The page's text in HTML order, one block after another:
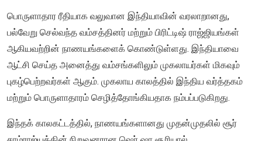
பொருளாதார ரீதியாக வலுவான இந்தியாவின் வரலாறானது,
பல்வேறு செல்வந்த வம்சத்தினர் மற்றும் பிரிட்டிஷ் ராஜ்ஜியங்கள்
ஆகியவற்றின் நாணயங்களைக் கொண்டுள்ளது. இந்தியாவை
ஆட்சி செய்த அனைத்து வம்சங்களிலும் முகலாயர்கள் மிகவும்
புகழ்பெற்றவர்கள் ஆகும். முகலாய காலத்தில் இந்திய வர்த்தகம்
மற்றும் பொருளாதாரம் செழித்தோங்கியதாக நம்பப்படுகிறது.
இந்தக் காலகட்டத்தில், நாணயங்களானது முதன்முதலில் சூர்